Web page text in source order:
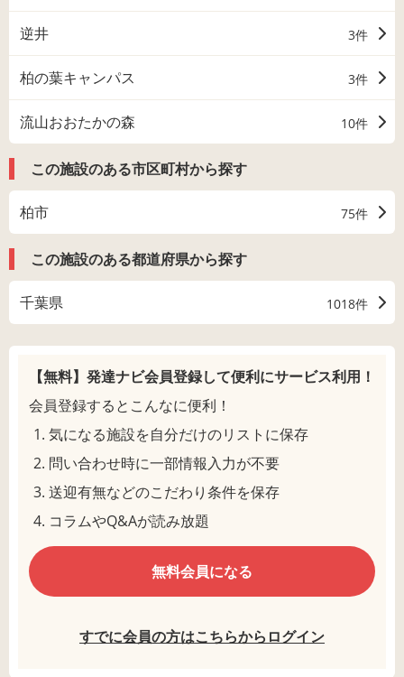
逆井 3件
柏の葉キャンパス 3件
流山おおたかの森 10件
この施設のある市区町村から探す
柏市 75件
この施設のある都道府県から探す
千葉県 1018件
【無料】発達ナビ会員登録して便利にサービス利用！
会員登録するとこんなに便利！
気になる施設を自分だけのリストに保存
問い合わせ時に一部情報入力が不要
送迎有無などのこだわり条件を保存
コラムやQ&Aが読み放題
無料会員になる
すでに会員の方はこちらからログイン